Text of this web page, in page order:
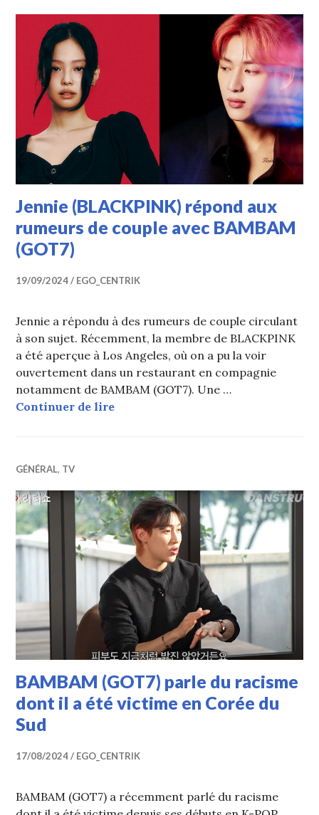
Jennie (BLACKPINK) répond aux
rumeurs de couple avec BAMBAM
(GOT7)
19/09/2024 EGO_CENTRIK
Jennie a répondu à des rumeurs de couple circulant
à son sujet. Récemment, la membre de BLACKPINK
a été aperçue à Los Angeles, où on a pu la voir
ouvertement dans un restaurant en compagnie
notamment de BAMBAM (GOT7). Une …
Continuer de lireJennie (BLACKPINK) répond aux
GÉNÉRAL, TV
BAMBAM (GOT7) parle du racisme
dont il a été victime en Corée du
Sud
17/08/2024 EGO_CENTRIK
BAMBAM (GOT7) a récemment parlé du racisme